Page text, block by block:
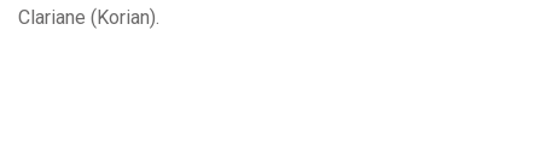
Clariane (Korian).